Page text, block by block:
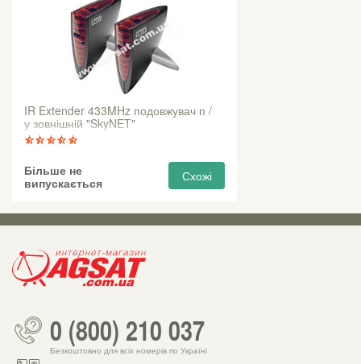
IR Extender 433MHz подовжувач п /
у зовнішній "SkyNET"
Більше не
випускається
Схожі
0 (800) 210 037
Безкоштовно для всіх номерів по Україні